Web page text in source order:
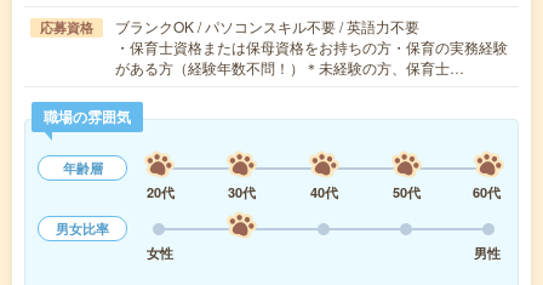
応募資格
ブランクOK / パソコンスキル不要 / 英語力不要
・保育士資格または保母資格をお持ちの方・保育の実務経験
がある方（経験年数不問！）＊未経験の方、保育士…
職場の雰囲気
年齢層
20代
30代 40代 50代
60代
男女比率
女性
男性